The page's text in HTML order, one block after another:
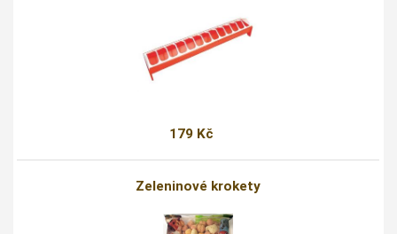
179 Kč
Zeleninové krokety